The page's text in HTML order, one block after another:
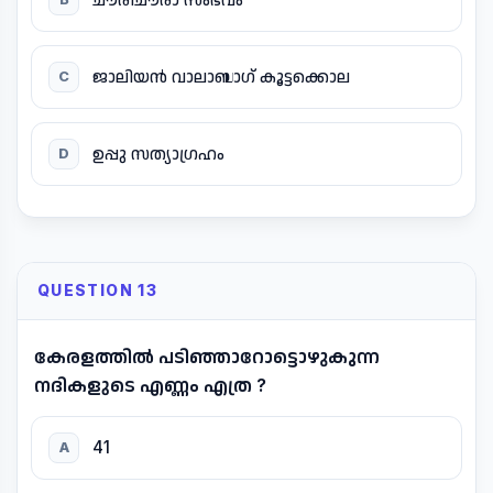
C ജാലിയൻ വാലാബാഗ് കൂട്ടക്കൊല
D ഉപ്പു സത്യാഗ്രഹം
QUESTION 13
കേരളത്തിൽ പടിഞ്ഞാറോട്ടൊഴുകുന്ന
നദികളുടെ എണ്ണം എത്ര ?
A 41